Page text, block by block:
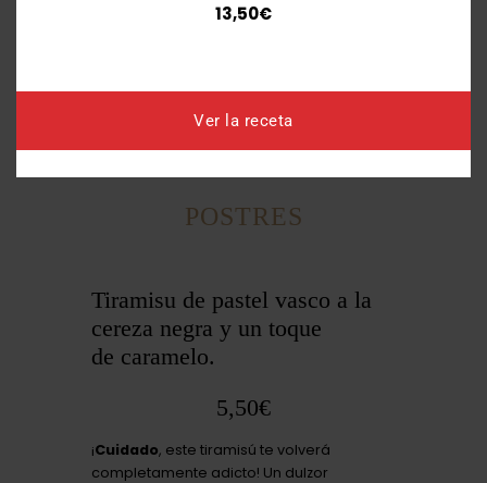
Tenders x6 (pollo crujiente)
Filete de pollo crujiente, empanado(Excepto julio y agosto)
POSTRES
Tiramisu de pastel vasco a la
cereza negra y un toque
de caramelo.
5,50€
¡Cuidado, este tiramisú te volverá
completamente adicto! Un dulzor
13,50€
Ver la receta